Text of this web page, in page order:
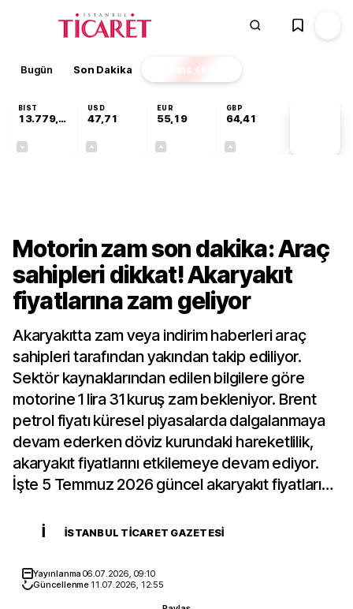
Bugün Son Dakika Finans EKSTRA
BIST
13.779,39
USD
47,71
EUR
55,19
GBP
64,41
Motorin zam son dakika: Araç
sahipleri dikkat! Akaryakıt
fiyatlarına zam geliyor
Akaryakıtta zam veya indirim haberleri araç
sahipleri tarafından yakından takip ediliyor.
Sektör kaynaklarından edilen bilgilere göre
motorine 1 lira 31 kuruş zam bekleniyor. Brent
petrol fiyatı küresel piyasalarda dalgalanmaya
devam ederken döviz kurundaki hareketlilik,
akaryakıt fiyatlarını etkilemeye devam ediyor.
İşte 5 Temmuz 2026 güncel akaryakıt fiyatları…
İ İSTANBUL TICARET GAZETESI
Yayınlanma06.07.2026, 09:10
Güncellenme 11.07.2026, 12:55